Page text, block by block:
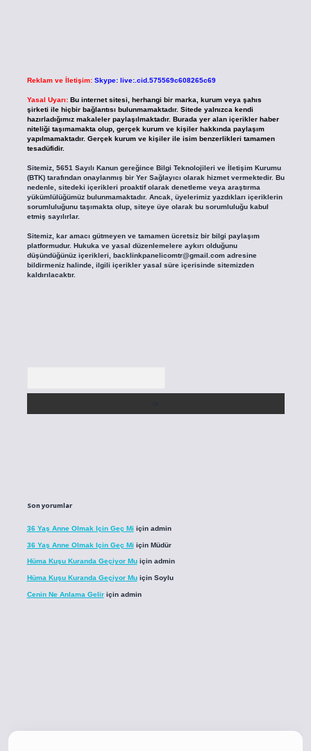
Reklam ve İletişim: Skype: live:.cid.575569c608265c69
Yasal Uyarı: Bu internet sitesi, herhangi bir marka, kurum veya şahıs
şirketi ile hiçbir bağlantısı bulunmamaktadır. Sitede yalnızca kendi
hazırladığımız makaleler paylaşılmaktadır. Burada yer alan içerikler haber
niteliği taşımamakta olup, gerçek kurum ve kişiler hakkında paylaşım
yapılmamaktadır. Gerçek kurum ve kişiler ile isim benzerlikleri tamamen
tesadüfidir.
Sitemiz, 5651 Sayılı Kanun gereğince Bilgi Teknolojileri ve İletişim Kurumu
(BTK) tarafından onaylanmış bir Yer Sağlayıcı olarak hizmet vermektedir. Bu
nedenle, sitedeki içerikleri proaktif olarak denetleme veya araştırma
yükümlülüğümüz bulunmamaktadır. Ancak, üyelerimiz yazdıkları içeriklerin
sorumluluğunu taşımakta olup, siteye üye olarak bu sorumluluğu kabul
etmiş sayılırlar.
Sitemiz, kar amacı gütmeyen ve tamamen ücretsiz bir bilgi paylaşım
platformudur. Hukuka ve yasal düzenlemelere aykırı olduğunu
düşündüğünüz içerikleri, backlinkpanelicomtr@gmail.comadresine
bildirmeniz halinde, ilgili içerikler yasal süre içerisinde sitemizden
kaldırılacaktır.
Son yorumlar
36 Yaş Anne Olmak Için Geç Mi için admin
36 Yaş Anne Olmak Için Geç Mi için Müdür
Hüma Kuşu Kuranda Geçiyor Muiçin admin
Hüma Kuşu Kuranda Geçiyor Muiçin Soylu
Cenin Ne Anlama Geliriçin admin